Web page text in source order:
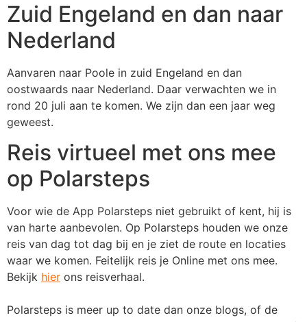
Zuid Engeland en dan naar
Nederland
Aanvaren naar Poole in zuid Engeland en dan
oostwaards naar Nederland. Daar verwachten we in
rond 20 juli aan te komen. We zijn dan een jaar weg
geweest.
Reis virtueel met ons mee
op Polarsteps
Voor wie de App Polarsteps niet gebruikt of kent, hij is
van harte aanbevolen. Op Polarsteps houden we onze
reis van dag tot dag bij en je ziet de route en locaties
waar we komen. Feitelijk reis je Online met ons mee.
Bekijk hier ons reisverhaal.
Polarsteps is meer up to date dan onze blogs, of de